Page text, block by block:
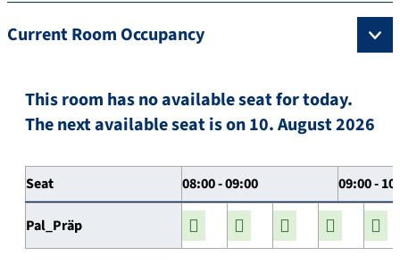
Current Room Occupancy
This room has no available seat for today.
The next available seat is on 10. August 2026
Seat 08:00 - 09:00 09:00 -
Pal_Präp